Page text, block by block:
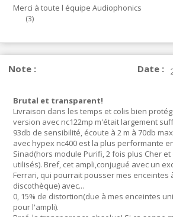
Merci à toute l équipe Audiophonics
(3)
Note : Date :
Brutal et transparent!
Livraison dans les temps et colis bien
version avec nc122mp m'était largement
93db de sensibilité, écoute à 2 m à 70db
avec hypex nc400 est la plus performante
Sinad(hors module Purifi, 2 fois plus Cher
utilisés). Bref, cet ampli,conjugué avec un
Ferrari, qui pourrait pousser mes enceintes
discothèque) avec...
0, 15% de distortion(due à mes enceintes
pour l'ampli).